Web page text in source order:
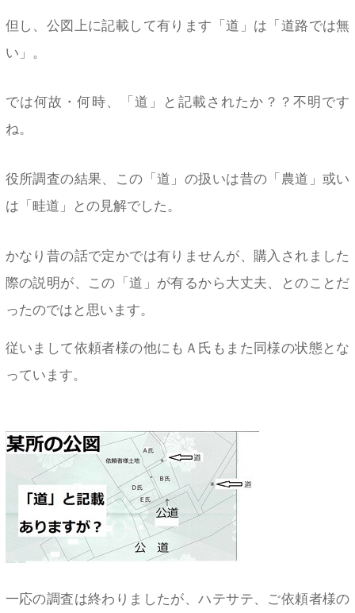
但し、公図上に記載して有ります「道」は「道路では無
い」。
では何故・何時、「道」と記載されたか？？不明です
ね。
役所調査の結果、この「道」の扱いは昔の「農道」或い
は「畦道」との見解でした。
かなり昔の話で定かでは有りませんが、購入されました
際の説明が、この「道」が有るから大丈夫、とのことだ
ったのではと思います。
従いまして依頼者様の他にもＡ氏もまた同様の状態とな
っています。
一応の調査は終わりましたが、ハテサテ、ご依頼者様の